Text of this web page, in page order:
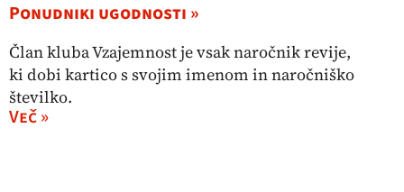
Ponudniki ugodnosti »
Član kluba Vzajemnost je vsak naročnik revije,
ki dobi kartico s svojim imenom in naročniško
številko.
Več »